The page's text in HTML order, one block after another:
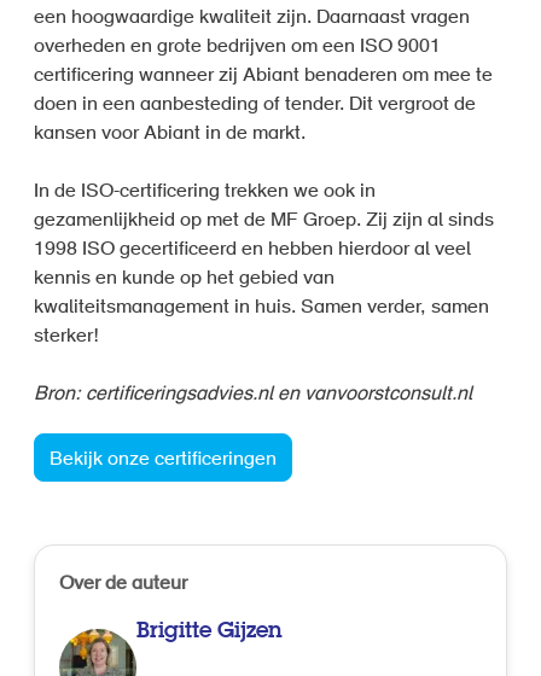
een hoogwaardige kwaliteit zijn. Daarnaast vragen
overheden en grote bedrijven om een ISO 9001
certificering wanneer zij Abiant benaderen om mee te
doen in een aanbesteding of tender. Dit vergroot de
kansen voor Abiant in de markt.
In de ISO-certificering trekken we ook in
gezamenlijkheid op met de MF Groep. Zij zijn al sinds
1998 ISO gecertificeerd en hebben hierdoor al veel
kennis en kunde op het gebied van
kwaliteitsmanagement in huis. Samen verder, samen
sterker!
Bron: certificeringsadvies.nl en vanvoorstconsult.nl
Bekijk onze certificeringen
Over de auteur
Brigitte Gijzen